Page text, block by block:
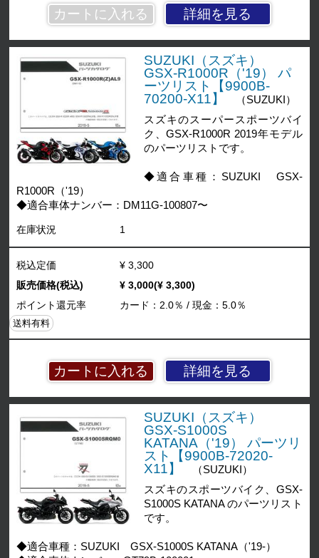
詳細を見る
SUZUKI（スズキ）
GSX-R1000R（'19） パ
ーツリスト【9900B-
70200-X11】
（SUZUKI）
スズキのスーパースポーツバイ
ク、GSX-R1000R 2019年モデル
のパーツリストです。
◆適合車種：SUZUKI GSX-
R1000R（'19）
◆適合車体ナンバー：DM11G-100807〜
在庫状況 1
詳細を見る
税込定価
¥ 3,300
販売価格(税込)
¥ 3,000(¥ 3,300)
ポイント還元率
カード：2.0％ / 現金：5.0％
送料有料
SUZUKI（スズキ）
GSX-S1000S
KATANA（'19） パーツリ
スト【9900B-72020-
X11】
（SUZUKI）
スズキのスポーツバイク、GSX-
S1000S KATANA のパーツリスト
です。
◆適合車種：SUZUKI GSX-S1000S KATANA（'19-）